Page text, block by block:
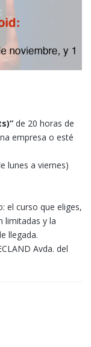
de 20 horas de
empresa o esté
lunes a viernes)
el curso que eliges,
limitadas y la
llegada.
Avda. del